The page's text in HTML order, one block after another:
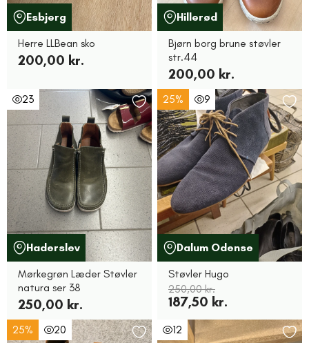
Esbjerg
Herre LLBean sko
200,00 kr.
Hillerød
Bjørn borg brune støvler
str.44
200,00 kr.
23
Haderslev
Mørkegrøn Læder Støvler
natura ser 38
250,00 kr.
25% 9
Dalum Odense
Støvler Hugo
250,00 kr.
187,50 kr.
25% 20 12